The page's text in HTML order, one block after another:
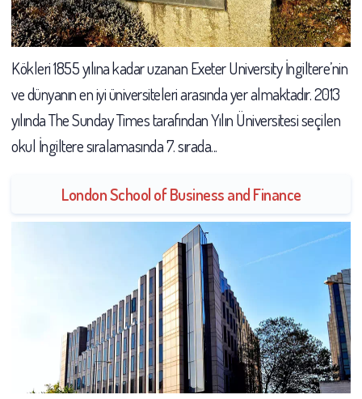
Kökleri 1855 yılına kadar uzanan Exeter University İngiltere’nin
ve dünyanın en iyi üniversiteleri arasında yer almaktadır. 2013
yılında The Sunday Times tarafından Yılın Üniversitesi seçilen
okul İngiltere sıralamasında 7. sırada...
London School of Business and Finance